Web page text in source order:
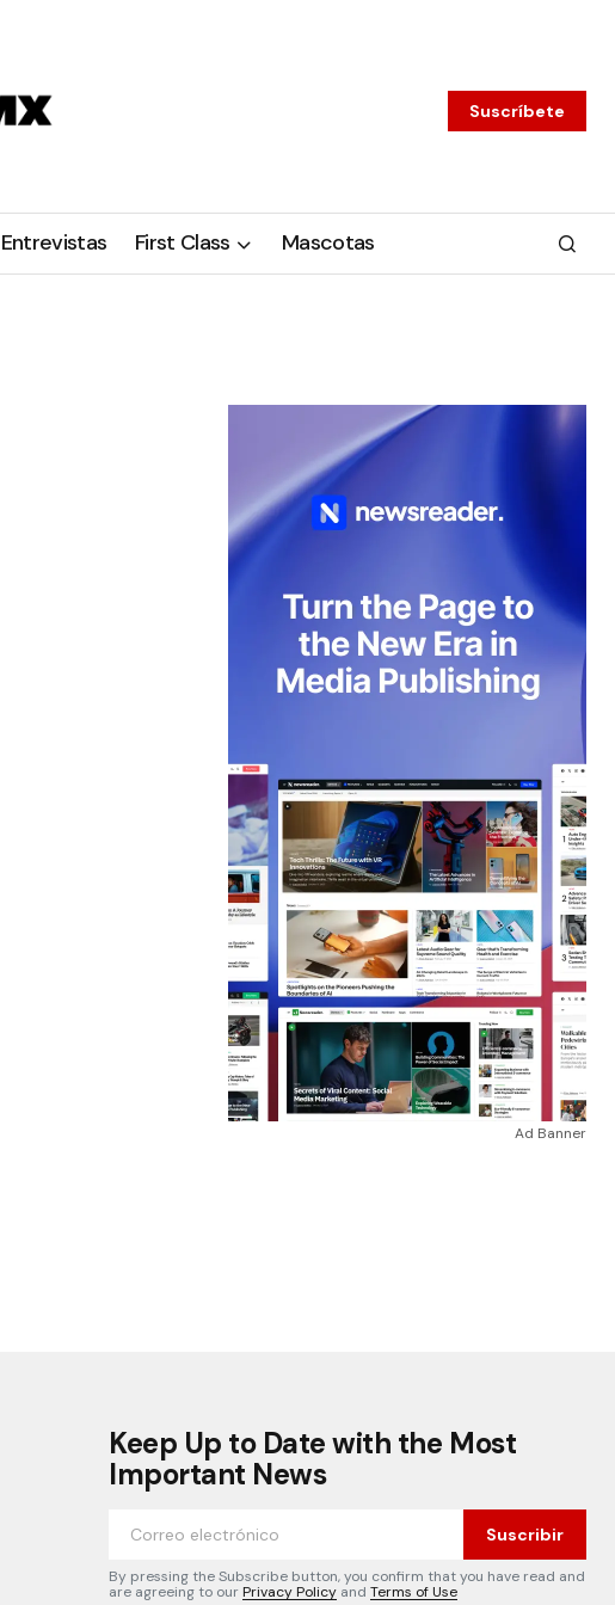
Suscríbete
Entrevistas First Class Mascotas
Ad Banner
Keep Up to Date with the Most
Important News
Suscribir
By pressing the Subscribe button, you confirm that you have read and
are agreeing to ourPrivacy Policy and Terms of Use